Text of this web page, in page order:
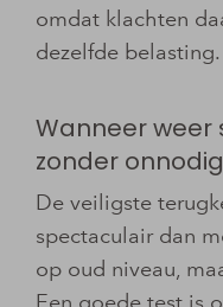
omdat klachten
dezelfde belasting.
Wanneer weer
zonder
De veiligste
spectaculair dan
op oud niveau,